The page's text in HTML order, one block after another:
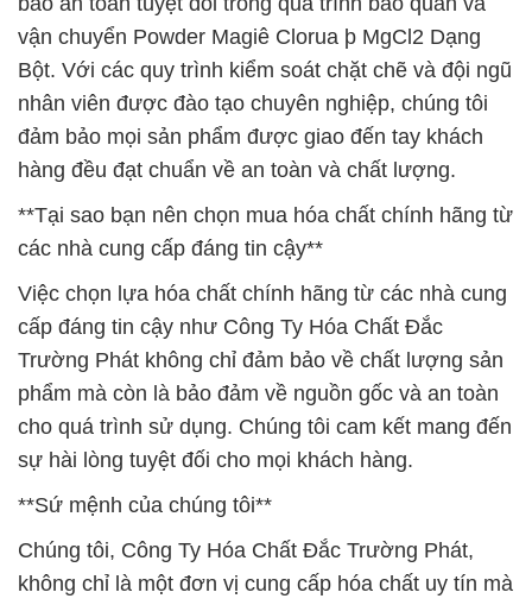
vận chuyển Powder Magiê Clorua þ MgCl2 Dạng
Bột. Với các quy trình kiểm soát chặt chẽ và đội ngũ
nhân viên được đào tạo chuyên nghiệp, chúng tôi
đảm bảo mọi sản phẩm được giao đến tay khách
hàng đều đạt chuẩn về an toàn và chất lượng.
**Tại sao bạn nên chọn mua hóa chất chính hãng từ
các nhà cung cấp đáng tin cậy**
Việc chọn lựa hóa chất chính hãng từ các nhà cung
cấp đáng tin cậy như Công Ty Hóa Chất Đắc
Trường Phát không chỉ đảm bảo về chất lượng sản
phẩm mà còn là bảo đảm về nguồn gốc và an toàn
cho quá trình sử dụng. Chúng tôi cam kết mang đến
sự hài lòng tuyệt đối cho mọi khách hàng.
**Sứ mệnh của chúng tôi**
Chúng tôi, Công Ty Hóa Chất Đắc Trường Phát,
không chỉ là một đơn vị cung cấp hóa chất uy tín mà